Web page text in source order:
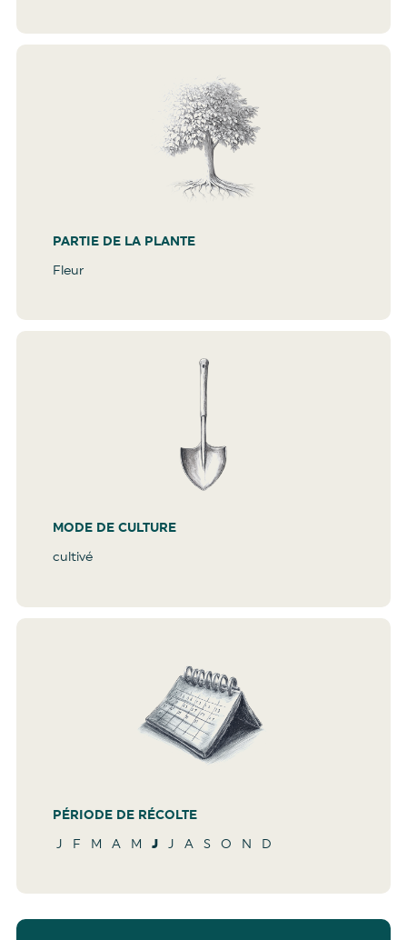
PARTIE DE LA PLANTE
Fleur
MODE DE CULTURE
cultivé
PÉRIODE DE RÉCOLTE
J F M A M J J A S O N D